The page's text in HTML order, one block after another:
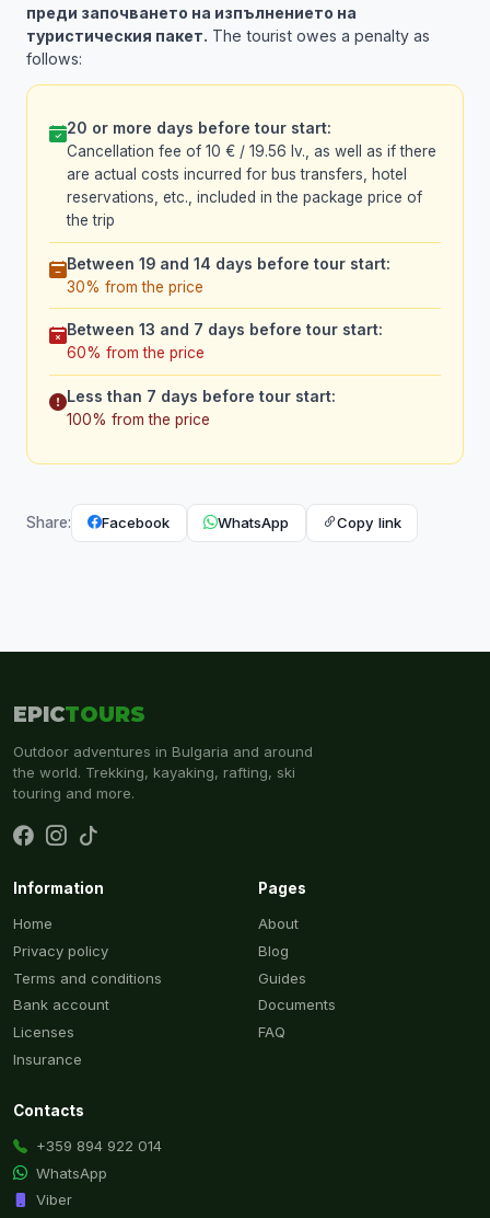
преди започването на изпълнението на
туристическия пакет. The tourist owes a penalty as
follows:
20 or more days before tour start:
Cancellation fee of 10 € / 19.56 lv., as well as if there
are actual costs incurred for bus transfers, hotel
reservations, etc., included in the package price of
the trip
Between 19 and 14 days before tour start:
30% from the price
Between 13 and 7 days before tour start:
60% from the price
Less than 7 days before tour start:
100% from the price
Share: Facebook WhatsApp Copy link
EPICTOURS
Outdoor adventures in Bulgaria and around
the world. Trekking, kayaking, rafting, ski
touring and more.
Information
Home
Privacy policy
Terms and conditions
Bank account
Licenses
Insurance
Pages
About
Blog
Guides
Documents
FAQ
Contacts
+359 894 922 014
WhatsApp
Viber